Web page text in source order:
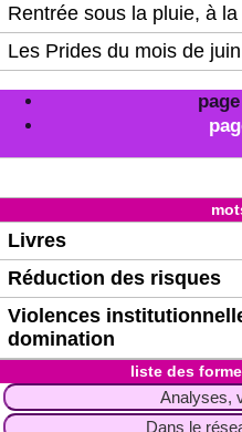
Rentrée sous la pluie, à la
Les Prides du mois de juin
Livres
Réduction des risques
Violences
domination
liste des
Analyses,
Dans le